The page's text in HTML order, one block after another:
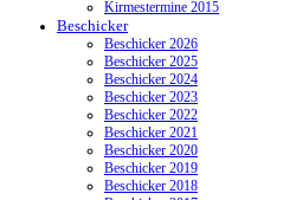
Kirmestermine 2015
Beschicker
Beschicker 2026
Beschicker 2025
Beschicker 2024
Beschicker 2023
Beschicker 2022
Beschicker 2021
Beschicker 2020
Beschicker 2019
Beschicker 2018